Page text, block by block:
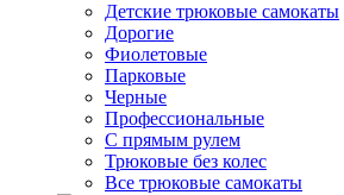
Детские трюковые самокаты
Дорогие
Фиолетовые
Парковые
Черные
Профессиональные
С прямым рулем
Трюковые без колес
Все трюковые самокаты